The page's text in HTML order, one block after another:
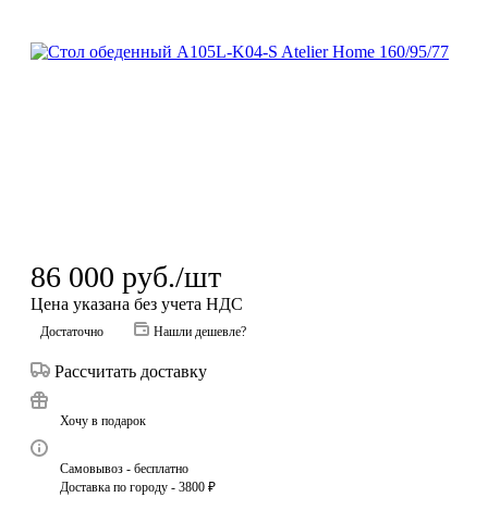
86 000 руб./шт
Цена указана без учета НДС
Достаточно Нашли дешевле?
Рассчитать доставку
Хочу в подарок
Самовывоз - бесплатно
Доставка по городу - 3800 ₽